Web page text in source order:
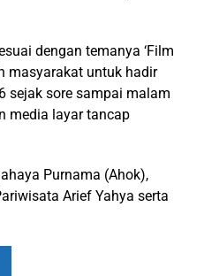
dengan temanya ‘Film
masyarakat untuk hadir
sejak sore sampai malam
media layar tancap
Purnama (Ahok),
Arief Yahya serta